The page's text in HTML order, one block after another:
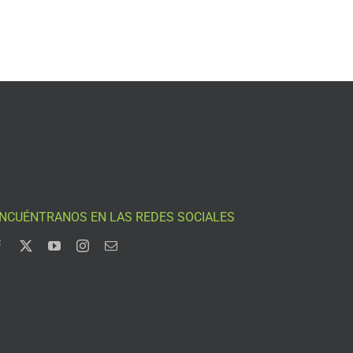
EN LAS REDES SOCIALES